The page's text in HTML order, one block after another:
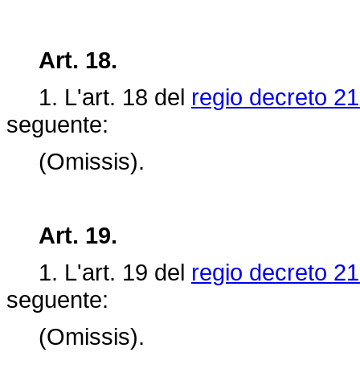
Art. 18.
1. L'art. 18 del regio decreto
seguente:
(Omissis).
Art. 19.
1. L'art. 19 del regio decreto
seguente:
(Omissis).